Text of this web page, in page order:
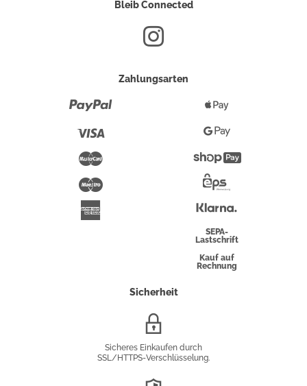
Bleib Connected
Zahlungsarten
Maestro
Pay
Google
PayShopify
Überweisung
SEPA-
Lastschrift
Kauf auf
Rechnung
Sicherheit
Sicheres Einkaufen durch
SSL/HTTPS-Verschlüsselung.